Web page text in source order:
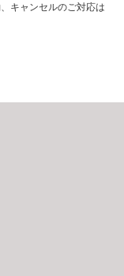
キャンセルのご対応は